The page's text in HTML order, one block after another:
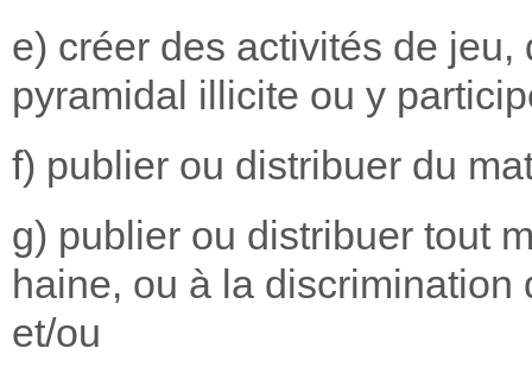
e) créer des activités de
pyramidal illicite ou y
f) publier ou distribuer du
g) publier ou distribuer tout
haine, ou à la
et/ou